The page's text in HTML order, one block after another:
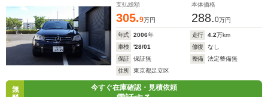
支払総額
305.9万円
本体価格
288.0万円
年式 2006年 走行 4.2万km
車検
'28/01 修復
なし
保証
保証無 整備
法定整備無
住所
東京都足立区
無
今すぐ在庫確認・見積依頼